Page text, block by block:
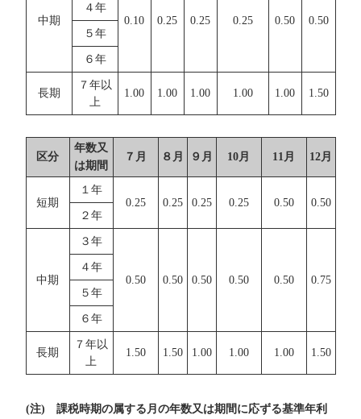
中期 0.10 0.25 0.25 0.25 0.50 0.50
４年
５年
６年
長期
７年以
上
1.00 1.00 1.00 1.00 1.00 1.50
区分
年数又
は期間
７月 ８月 ９月 10月 11月 12月
短期
１年
0.25
0.25 0.25 0.25 0.50
0.50
２年
中期
３年
0.50 0.50 0.50 0.50 0.50 0.75
４年
５年
６年
長期
７年以
上
1.50 1.50 1.00 1.00 1.00 1.50
(注) 課税時期の属する月の年数又は期間に応ずる基準年利